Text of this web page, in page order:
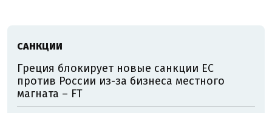
САНКЦИИ
Греция блокирует новые санкции ЕС
против России из-за бизнеса местного
магната – FT